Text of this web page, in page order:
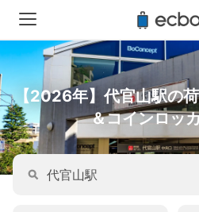
【2026年】代官山駅の
＆コインロッ